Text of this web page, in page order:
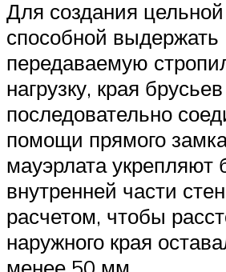
Для создания цельной
способной выдержать
передаваемую
нагрузку, края брусьев
последовательно
помощи прямого
мауэрлата укрепляют
внутренней части
расчетом, чтобы
наружного края